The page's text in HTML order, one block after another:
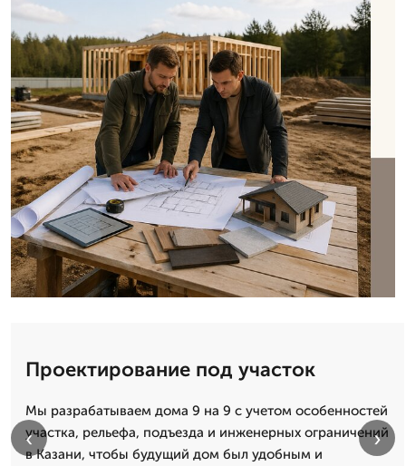
Проектирование под участок
Мы разрабатываем дома 9 на 9 с учетом особенностей
участка, рельефа, подъезда и инженерных ограничений
в Казани, чтобы будущий дом был удобным и
‹ ›